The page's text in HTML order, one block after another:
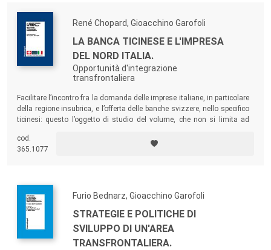
René Chopard, Gioacchino Garofoli
LA BANCA TICINESE E L'IMPRESA
DEL NORD ITALIA.
Opportunità d'integrazione
transfrontaliera
Facilitare l’incontro fra la domanda delle imprese italiane, in particolare
della regione insubrica, e l’offerta delle banche svizzere, nello specifico
ticinesi: questo l’oggetto di studio del volume, che non si limita ad
contestualizzare il rapporto fra gli attori economici inserendoli in una
dinamica di cambiamento strutturale.
cod.
365.1077
Furio Bednarz, Gioacchino Garofoli
STRATEGIE E POLITICHE DI
SVILUPPO DI UN'AREA
TRANSFRONTALIERA.